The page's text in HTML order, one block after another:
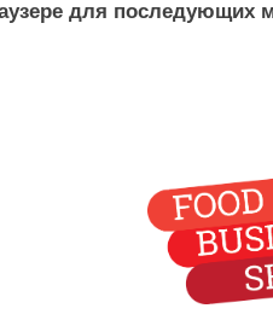
для последующих